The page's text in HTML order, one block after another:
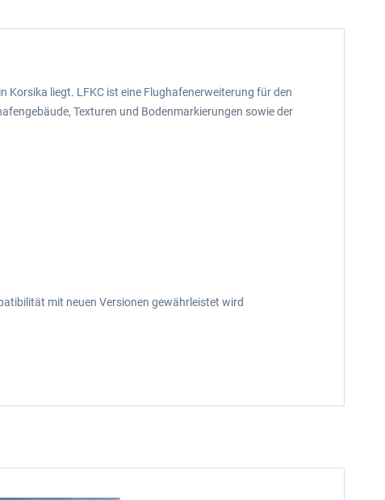
Korsika liegt. LFKC ist eine Flughafenerweiterung für den
Texturen und Bodenmarkierungen sowie der
mit neuen Versionen gewährleistet wird